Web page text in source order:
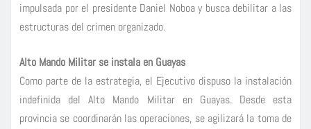
impulsada por el presidente Daniel Noboa y busca debilitar a las
estructuras del crimen organizado.
Alto Mando Militar se instala en Guayas
Como parte de la estrategia, el Ejecutivo dispuso la instalación
indefinida del Alto Mando Militar en Guayas. Desde esta
provincia se coordinarán las operaciones, se agilizará la toma de